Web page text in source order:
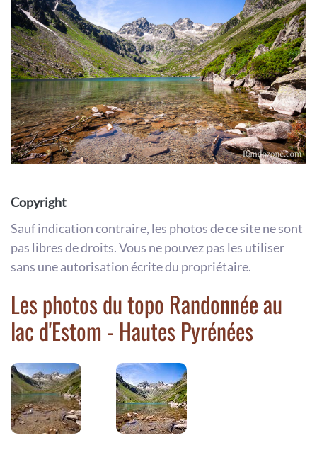
Copyright
Sauf indication contraire, les photos de ce site ne sont
pas libres de droits. Vous ne pouvez pas les utiliser
sans une autorisation écrite du propriétaire.
Les photos du topo Randonnée au
lac d'Estom - Hautes Pyrénées